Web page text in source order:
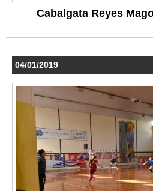
Cabalgata Reyes
04/01/2019